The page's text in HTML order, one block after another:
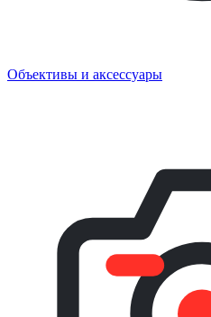
Объективы и аксессуары